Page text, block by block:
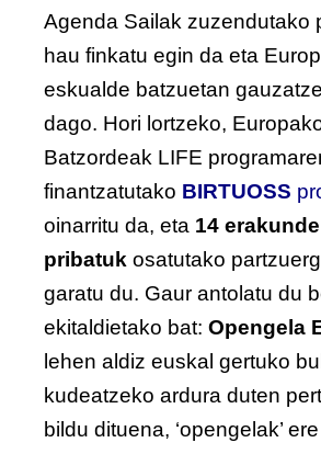
Agenda Sailak zuzendutako
hau finkatu egin da eta
eskualde batzuetan
dago. Hori lortzeko,
Batzordeak LIFE
finantzatutako BIRTUOSS
oinarritu da, eta 14
pribatuk osatutako
garatu du. Gaur antolatu du
ekitaldietako bat: Opengela
lehen aldiz euskal gertuko
kudeatzeko ardura duten
bildu dituena, ‘opengelak’